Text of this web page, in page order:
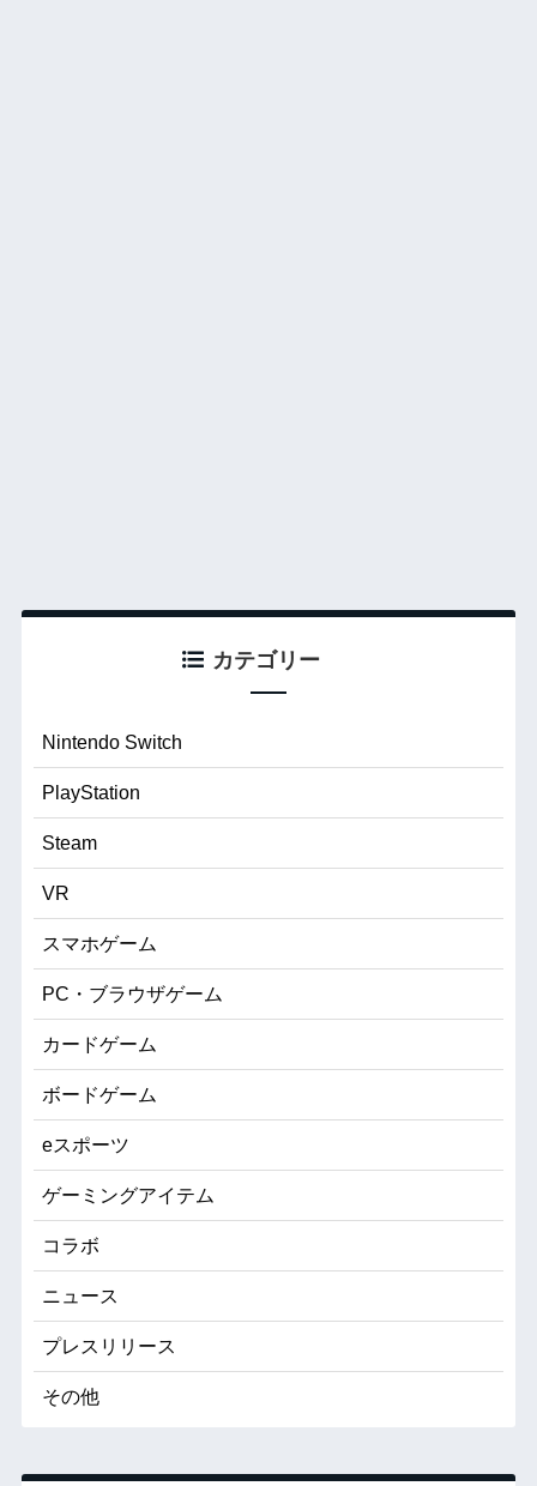
カテゴリー
Nintendo Switch
PlayStation
Steam
VR
スマホゲーム
PC・ブラウザゲーム
カードゲーム
ボードゲーム
eスポーツ
ゲーミングアイテム
コラボ
ニュース
プレスリリース
その他